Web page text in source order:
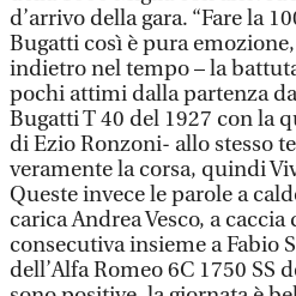
d’arrivo della gara. “Fare la
Bugatti così è pura
indietro nel tempo – la
pochi attimi dalla partenza
Bugatti T 40 del 1927 con la
di Ezio Ronzoni- allo stesso
veramente la corsa, quindi
Queste invece le parole a
carica Andrea Vesco, a
consecutiva insieme a Fabio
dell’Alfa Romeo 6C 1750 SS